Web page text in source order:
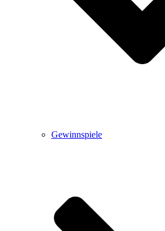
Gewinnspiele